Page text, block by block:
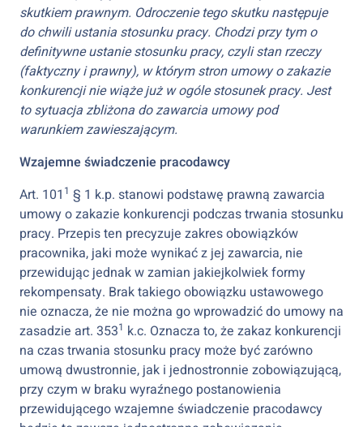
skutkiem prawnym. Odroczenie tego skutku następuje
do chwili ustania stosunku pracy. Chodzi przy tym o
definitywne ustanie stosunku pracy, czyli stan rzeczy
(faktyczny i prawny), w którym stron umowy o zakazie
konkurencji nie wiąże już w ogóle stosunek pracy. Jest
to sytuacja zbliżona do zawarcia umowy pod
warunkiem zawieszającym.
Wzajemne świadczenie pracodawcy
Art. 101 1 § 1 k.p. stanowi podstawę prawną zawarcia
umowy o zakazie konkurencji podczas trwania stosunku
pracy. Przepis ten precyzuje zakres obowiązków
pracownika, jaki może wynikać z jej zawarcia, nie
przewidując jednak w zamian jakiejkolwiek formy
rekompensaty. Brak takiego obowiązku ustawowego
nie oznacza, że nie można go wprowadzić do umowy na
zasadzie art. 3531 k.c. Oznacza to, że zakaz konkurencji
na czas trwania stosunku pracy może być zarówno
umową dwustronnie, jak i jednostronnie zobowiązującą,
przy czym w braku wyraźnego postanowienia
przewidującego wzajemne świadczenie pracodawcy